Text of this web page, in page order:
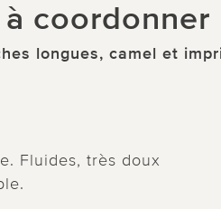
coordonner
longues, camel et
Fluides, très doux